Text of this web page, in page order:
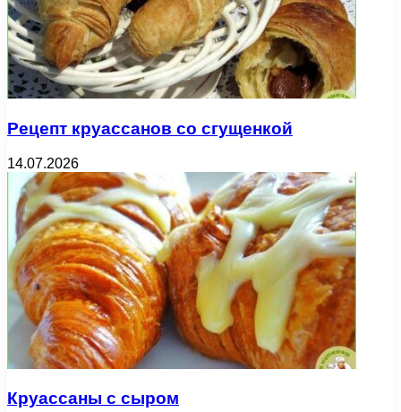
Рецепт круассанов со сгущенкой
14.07.2026
Круассаны с сыром